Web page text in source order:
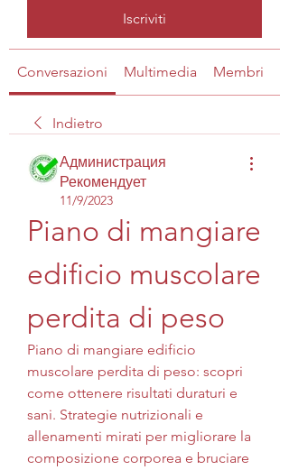
Iscriviti
Conversazioni Multimedia Membri
Indietro
Администрация
Рекомендует
11/9/2023
Piano di mangiare
edificio muscolare
perdita di peso
Piano di mangiare edificio
muscolare perdita di peso: scopri
come ottenere risultati duraturi e
sani. Strategie nutrizionali e
allenamenti mirati per migliorare la
composizione corporea e bruciare